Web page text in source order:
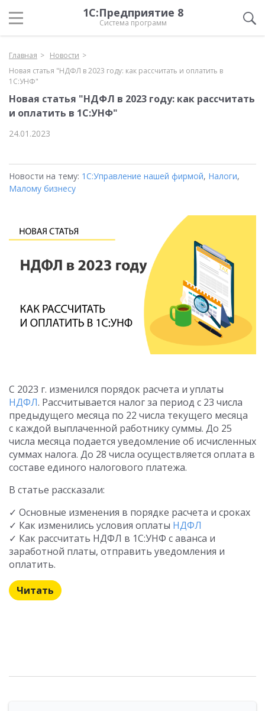
1С:Предприятие 8
Система программ
Главная
Новости
Новая статья "НДФЛ в 2023 году: как рассчитать и оплатить в
1С:УНФ"
Новая статья "НДФЛ в 2023 году: как рассчитать
и оплатить в 1С:УНФ"
24.01.2023
Новости на тему: 1С:Управление нашей фирмой, Налоги,
Малому бизнесу
С 2023 г. изменился порядок расчета и уплаты
НДФЛ. Рассчитывается налог за период с 23 числа
предыдущего месяца по 22 числа текущего месяца
с каждой выплаченной работнику суммы. До 25
числа месяца подается уведомление об исчисленных
суммах налога. До 28 числа осуществляется оплата в
составе единого налогового платежа.
В статье рассказали:
✓ Основные изменения в порядке расчета и сроках
✓ Как изменились условия оплаты НДФЛ
✓ Как рассчитать НДФЛ в 1С:УНФ с аванса и
заработной платы, отправить уведомления и
оплатить.
Читать